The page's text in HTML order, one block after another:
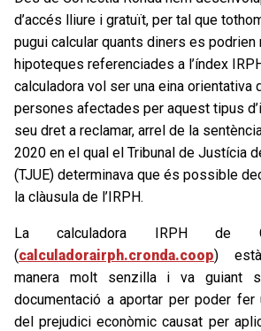
d’accés lliure i gratuït, per tal que
pugui calcular quants diners es podrien
hipoteques referenciades a l’índex
calculadora vol ser una eina orientativa
persones afectades per aquest tipus
seu dret a reclamar, arrel de la
2020 en el qual el Tribunal de Justícia
(TJUE) determinava que és possible
la clàusula de l’IRPH.
La calculadora IRPH de
(calculadorairph.cronda.coop)
manera molt senzilla i va guiant
documentació a aportar per poder fer
del prejudici econòmic causat per